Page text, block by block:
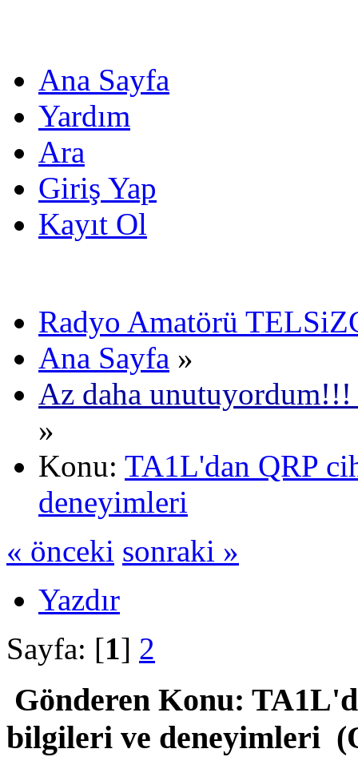
Ana Sayfa
Yardım
Ara
Giriş Yap
Kayıt Ol
Radyo Amatörü
Ana Sayfa »
Az daha
»
Konu: TA1L'dan QRP
deneyimleri
« önceki sonraki »
Yazdır
Sayfa: [1] 2
Gönderen Konu:
bilgileri ve deneyimleri